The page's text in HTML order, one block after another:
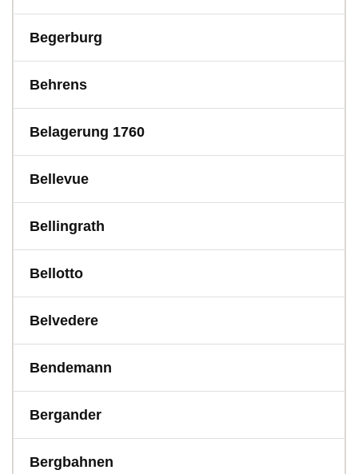
Begerburg
Behrens
Belagerung 1760
Bellevue
Bellingrath
Bellotto
Belvedere
Bendemann
Bergander
Bergbahnen